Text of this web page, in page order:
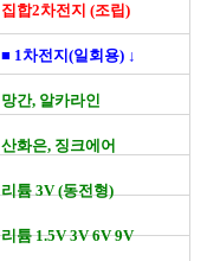
집합2차전지 (조립)
■ 1차전지(일회용) ↓
망간, 알카라인
산화은, 징크에어
리튬 3V (동전형)
리튬 1.5V 3V 6V 9V